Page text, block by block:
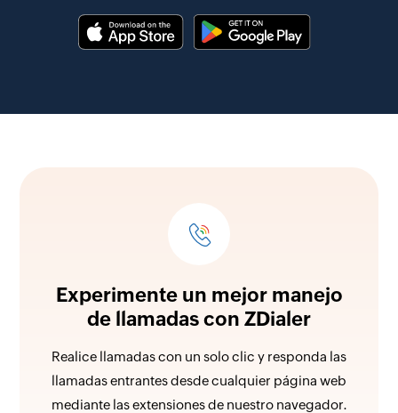
Experimente un mejor manejo
de llamadas con ZDialer
Realice llamadas con un solo clic y responda las
llamadas entrantes desde cualquier página web
mediante las extensiones de nuestro navegador.